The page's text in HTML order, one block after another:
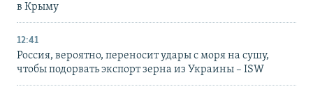
в Крыму
12:41
Россия, вероятно, переносит удары с моря на сушу,
чтобы подорвать экспорт зерна из Украины – ISW